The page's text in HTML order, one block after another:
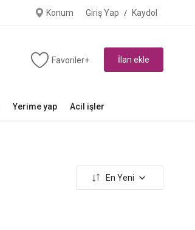
Konum Giriş Yap / Kaydol
Favoriler+ İlan ekle
Yerime yap Acil işler
En Yeni